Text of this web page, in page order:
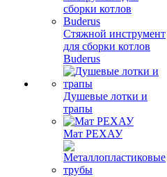
Стяжной инструмент
для сборки котлов
Buderus
Душевые лотки и
трапы
Мат РЕХАУ